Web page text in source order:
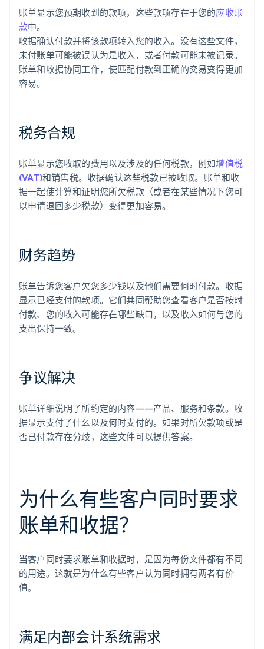
账单显示您预期收到的款项，这些款项存在于您的应收账
款中。
收据确认付款并将该款项转入您的收入。没有这些文件，
未付账单可能被误认为是收入，或者付款可能未被记录。
账单和收据协同工作，使匹配付款到正确的交易变得更加
容易。
税务合规
账单显示您收取的费用以及涉及的任何税款，例如增值税
(VAT)和销售税。收据确认这些税款已被收取。账单和收
据一起使计算和证明您所欠税款（或者在某些情况下您可
以申请退回多少税款）变得更加容易。
财务趋势
账单告诉您客户欠您多少钱以及他们需要何时付款。收据
显示已经支付的款项。它们共同帮助您查看客户是否按时
付款、您的收入可能存在哪些缺口，以及收入如何与您的
支出保持一致。
争议解决
账单详细说明了所约定的内容——产品、服务和条款。收
据显示支付了什么以及何时支付的。如果对所欠款项或是
否已付款存在分歧，这些文件可以提供答案。
为什么有些客户同时要求
账单和收据？
当客户同时要求账单和收据时，是因为每份文件都有不同
的用途。这就是为什么有些客户认为同时拥有两者有价
值。
满足内部会计系统需求